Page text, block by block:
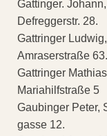
Gattinger.
Defreggerstr. 28.
Gattringer
Amraserstraße 63.
Gattringer
Mariahilfstraße 5
Gaubinger Peter,
gasse 12.